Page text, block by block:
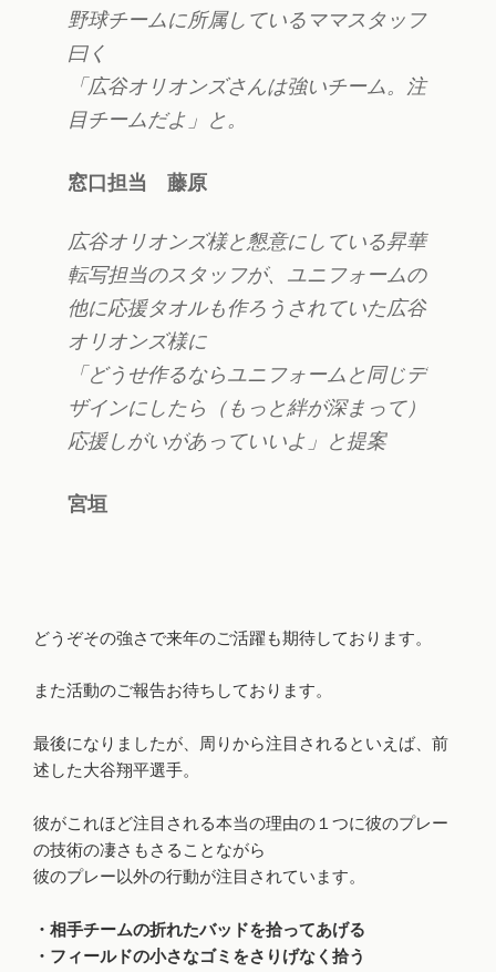
野球チームに所属しているママスタッフ
曰く
「広谷オリオンズさんは強いチーム。注
目チームだよ」と。
窓口担当 藤原
広谷オリオンズ様と懇意にしている昇華
転写担当のスタッフが、ユニフォームの
他に応援タオルも作ろうされていた広谷
オリオンズ様に
「どうせ作るならユニフォームと同じデ
ザインにしたら（もっと絆が深まって）
応援しがいがあっていいよ」と提案
宮垣
どうぞその強さで来年のご活躍も期待しております。
また活動のご報告お待ちしております。
最後になりましたが、周りから注目されるといえば、前
述した大谷翔平選手。
彼がこれほど注目される本当の理由の１つに彼のプレー
の技術の凄さもさることながら
彼のプレー以外の行動が注目されています。
・相手チームの折れたバッドを拾ってあげる
・フィールドの小さなゴミをさりげなく拾う